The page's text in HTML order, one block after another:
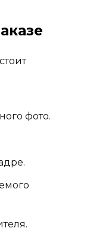
фото.